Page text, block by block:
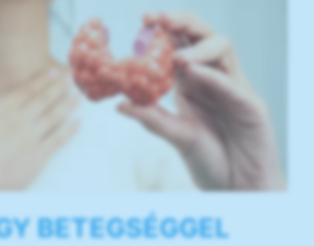
BETEGSÉGGEL